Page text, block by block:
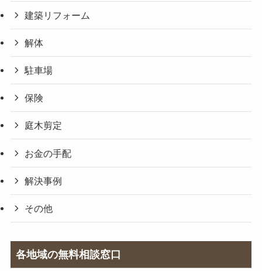
建築リフォーム
解体
駐車場
保険
庭木剪定
お金の手配
解決事例
その他
各地域の無料相談窓口